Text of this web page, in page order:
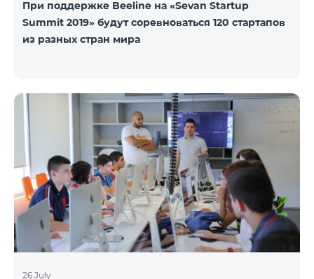
При поддержке Beeline на «Sevan Startup
Summit 2019» будут соревноваться 120 стартапов
из разных стран мира
26 July